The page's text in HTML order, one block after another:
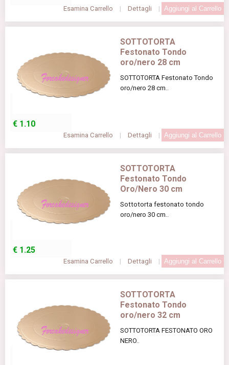
Esamina Carrello | Dettagli |
SOTTOTORTA
Festonato Tondo
oro/nero 28 cm
SOTTOTORTA Festonato Tondo
oro/nero 28 cm..
€ 1.10
Esamina Carrello | Dettagli |
SOTTOTORTA
Festonato Tondo
Oro/Nero 30 cm
Sottotorta festonato tondo
oro/nero 30 cm..
€ 1.25
Esamina Carrello | Dettagli |
SOTTOTORTA
Festonato Tondo
oro/nero 32 cm
SOTTOTORTA FESTONATO ORO
NERO..